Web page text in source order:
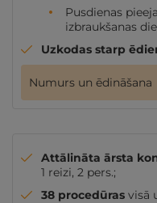
Pusdienas
izbraukšanas
Uzkodas starp
Numurs un ēdināšana
Attālināta ārsta
1 reizi, 2 pers.;
38 procedūras visā